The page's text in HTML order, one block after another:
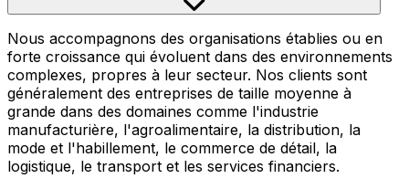
Nous accompagnons des organisations établies ou en
forte croissance qui évoluent dans des environnements
complexes, propres à leur secteur. Nos clients sont
généralement des entreprises de taille moyenne à
grande dans des domaines comme l'industrie
manufacturière, l'agroalimentaire, la distribution, la
mode et l'habillement, le commerce de détail, la
logistique, le transport et les services financiers.